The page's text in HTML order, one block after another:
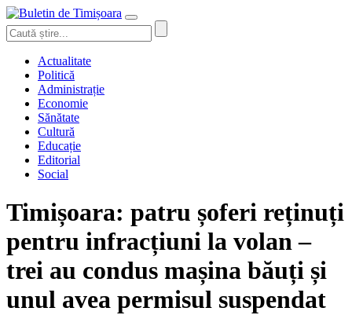
Actualitate
Politică
Administrație
Economie
Sănătate
Cultură
Educație
Editorial
Social
Timișoara: patru șoferi reținuți
pentru infracțiuni la volan –
trei au condus mașina băuți și
unul avea permisul suspendat